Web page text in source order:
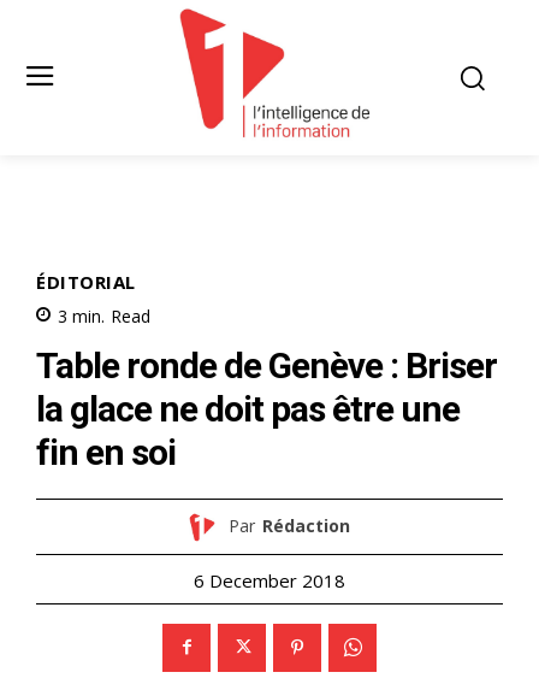
ÉDITORIAL
3 min. Read
Table ronde de Genève : Briser
la glace ne doit pas être une
fin en soi
Par Rédaction
6 December 2018